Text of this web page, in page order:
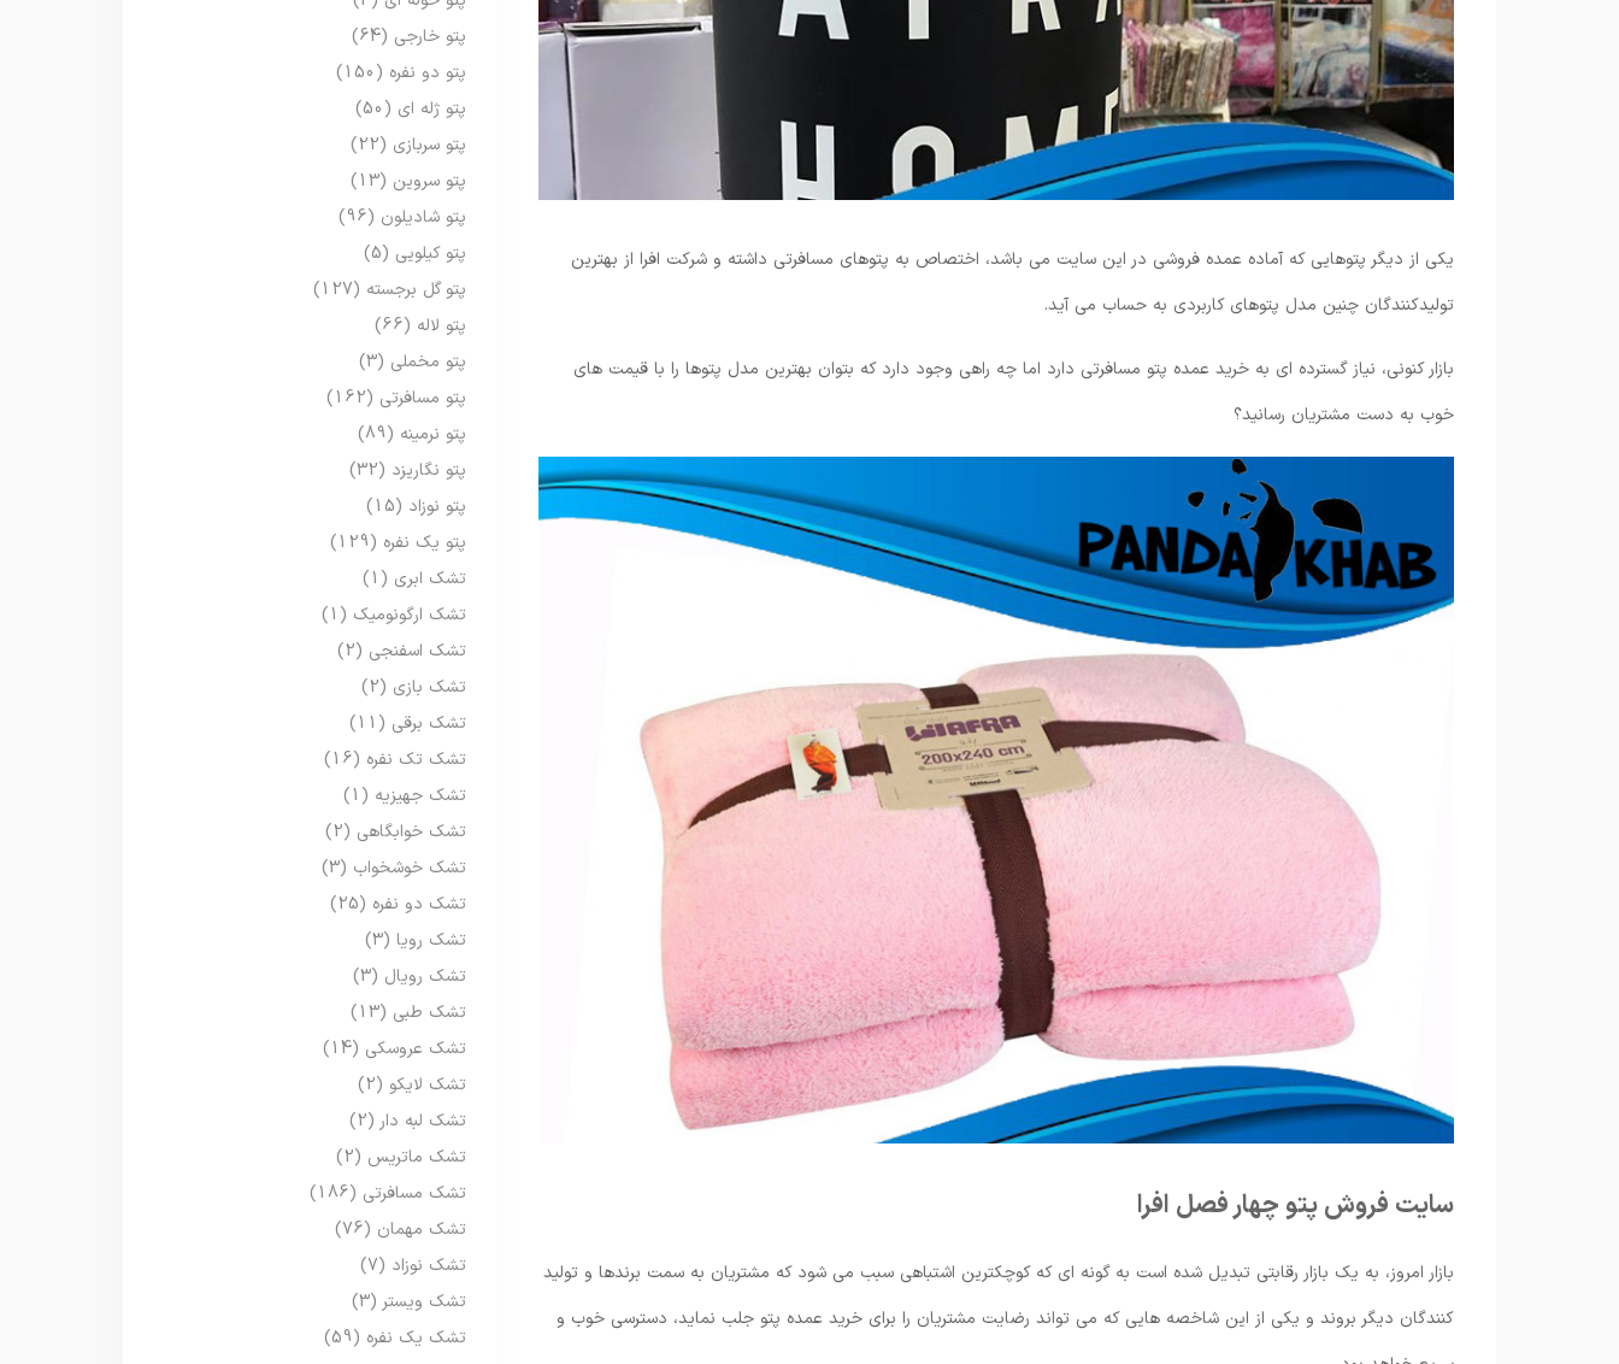
یکی از دیگر پتوهایی که آماده عمده فروشی در این سایت می باشد، اختصاص به پتوهای مسافرتی داشته و شرکت افرا از بهترین
تولیدکنندگان چنین مدل پتوهای کاربردی به حساب می آید.
بازار کنونی، نیاز گسترده ای به خرید عمده پتو مسافرتی دارد اما چه راهی وجود دارد که بتوان بهترین مدل پتوها را با قیمت های
خوب به دست مشتریان رسانید؟
سایت فروش پتو چهار فصل افرا
بازار امروز، به یک بازار رقابتی تبدیل شده است به گونه ای که کوچکترین اشتباهی سبب می شود که مشتریان به سمت برندها و تولید
کنندگان دیگر بروند و یکی از این شاخصه هایی که می تواند رضایت مشتریان را برای خرید عمده پتو جلب نماید، دسترسی خوب و
پتو خارجی (64)
پتو دو نفره (150)
پتو ژله ای (50)
پتو سربازی (22)
پتو سروین (13)
پتو شادیلون (96)
پتو کیلویی (5)
پتو گل برجسته (127)
پتو لاله (66)
پتو مخملی (3)
پتو مسافرتی (162)
پتو نرمینه (89)
پتو نگاریزد (32)
پتو نوزاد (15)
پتو یک نفره (129)
تشک ابری (1)
تشک ارگونومیک (1)
تشک اسفنجی (2)
تشک بازی (2)
تشک برقی (11)
تشک تک نفره (16)
تشک جهیزیه (1)
تشک خوابگاهی (2)
تشک خوشخواب (3)
تشک دو نفره (25)
تشک رویا (3)
تشک رویال (3)
تشک طبی (13)
تشک عروسکی (14)
تشک لایکو (2)
تشک لبه دار (2)
تشک ماتریس (2)
تشک مسافرتی (186)
تشک مهمان (76)
تشک نوزاد (7)
تشک ویستر (3)
تشک یک نفره (59)